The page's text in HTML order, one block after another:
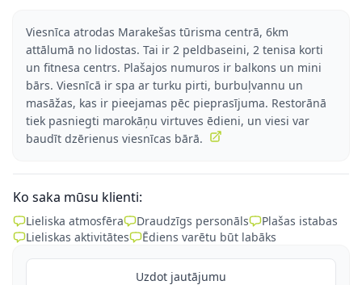
Viesnīca atrodas Marakešas tūrisma centrā, 6km
attālumā no lidostas. Tai ir 2 peldbaseini, 2 tenisa korti
un fitnesa centrs. Plašajos numuros ir balkons un mini
bārs. Viesnīcā ir spa ar turku pirti, burbuļvannu un
masāžas, kas ir pieejamas pēc pieprasījuma. Restorānā
tiek pasniegti marokāņu virtuves ēdieni, un viesi var
baudīt dzērienus viesnīcas bārā.
Ko saka mūsu klienti:
Lieliska atmosfēra Draudzīgs personāls
Plašas istabas
Lieliskas aktivitātes
Ēdiens varētu būt labāks
Uzdot jautājumu